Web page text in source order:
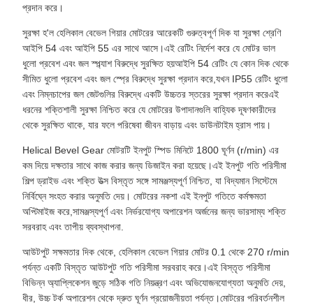
প্রদান করে।
সুরক্ষা হ'ল হেলিকাল বেভেল গিয়ার মোটরের আরেকটি গুরুত্বপূর্ণ দিক যা সুরক্ষা শ্রেণি
আইপি 54 এবং আইপি 55 এর সাথে আসে।এই রেটিং নির্দেশ করে যে মোটর ভাল
ধুলো প্রবেশ এবং জল স্প্ল্যাশ বিরুদ্ধে সুরক্ষিত হয়আইপি 54 রেটিং যে কোন দিক থেকে
সীমিত ধুলো প্রবেশ এবং জল স্প্রে বিরুদ্ধে সুরক্ষা প্রদান করে,যখন IP55 রেটিং ধুলো
এবং নিম্নচাপের জল জেটগুলির বিরুদ্ধে একটি উচ্চতর স্তরের সুরক্ষা প্রদান করেএই
ধরনের শক্তিশালী সুরক্ষা নিশ্চিত করে যে মোটরের উপাদানগুলি বাহ্যিক দূষণকারীদের
থেকে সুরক্ষিত থাকে, যার ফলে পরিষেবা জীবন বাড়ায় এবং ডাউনটাইম হ্রাস পায়।
Helical Bevel Gear মোটরটি ইনপুট স্পিড মিনিটে 1800 ঘূর্ণন (r/min) এর
কম দিয়ে দক্ষতার সাথে কাজ করার জন্য ডিজাইন করা হয়েছে।এই ইনপুট গতি পরিসীমা
শিল্প ড্রাইভ এবং শক্তি উত্স বিস্তৃত সঙ্গে সামঞ্জস্যপূর্ণ নিশ্চিত, যা বিদ্যমান সিস্টেমে
নির্বিঘ্নে সংহত করার অনুমতি দেয়। মোটরের নকশা এই ইনপুট গতিতে কর্মক্ষমতা
অপ্টিমাইজ করে,সামঞ্জস্যপূর্ণ এবং নির্ভরযোগ্য অপারেশন অর্জনের জন্য ভারসাম্য শক্তি
সরবরাহ এবং তাপীয় ব্যবস্থাপনা.
আউটপুট সক্ষমতার দিক থেকে, হেলিকাল বেভেল গিয়ার মোটর 0.1 থেকে 270 r/min
পর্যন্ত একটি বিস্তৃত আউটপুট গতি পরিসীমা সরবরাহ করে।এই বিস্তৃত পরিসীমা
বিভিন্ন অ্যাপ্লিকেশন জুড়ে সঠিক গতি নিয়ন্ত্রণ এবং অভিযোজনযোগ্যতা অনুমতি দেয়,
ধীর, উচ্চ টর্ক অপারেশন থেকে দ্রুত ঘূর্ণন প্রয়োজনীয়তা পর্যন্ত।মোটরের পরিবর্তনশীল